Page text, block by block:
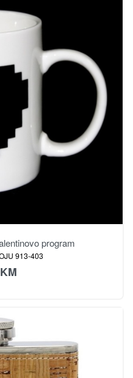
program
913-403
KM